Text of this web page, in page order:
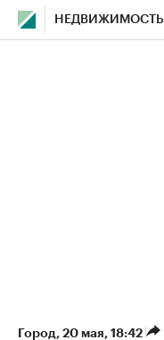
НЕДВИЖИМОСТЬ
Город⁠, 20 мая, 18:42